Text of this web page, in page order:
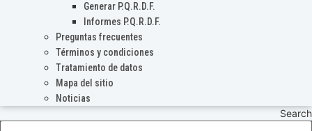
Generar P.Q.R.D.F.
Informes P.Q.R.D.F.
Preguntas frecuentes
Términos y condiciones
Tratamiento de datos
Mapa del sitio
Noticias
Search